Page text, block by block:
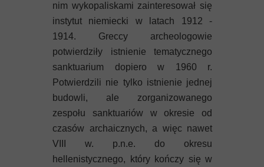
nim wykopaliskami zainteresował się
instytut niemiecki w latach 1912 -
1914. Greccy archeologowie
potwierdziły istnienie tematycznego
sanktuarium dopiero w 1960 r.
Potwierdzili nie tylko istnienie jednej
budowli, ale zorganizowanego
zespołu sanktuariów w okresie od
czasów archaicznych, a więc nawet
VIII w. p.n.e. do okresu
hellenistycznego, który kończy się w